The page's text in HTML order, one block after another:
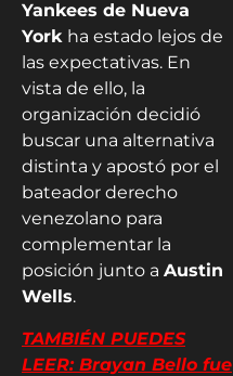
Yankees de Nueva
York ha estado lejos de
las expectativas. En
vista de ello, la
organización decidió
buscar una alternativa
distinta y apostó por el
bateador derecho
venezolano para
complementar la
posición junto a Austin
Wells.
TAMBIÉN PUEDES
LEER: Brayan Bello fue